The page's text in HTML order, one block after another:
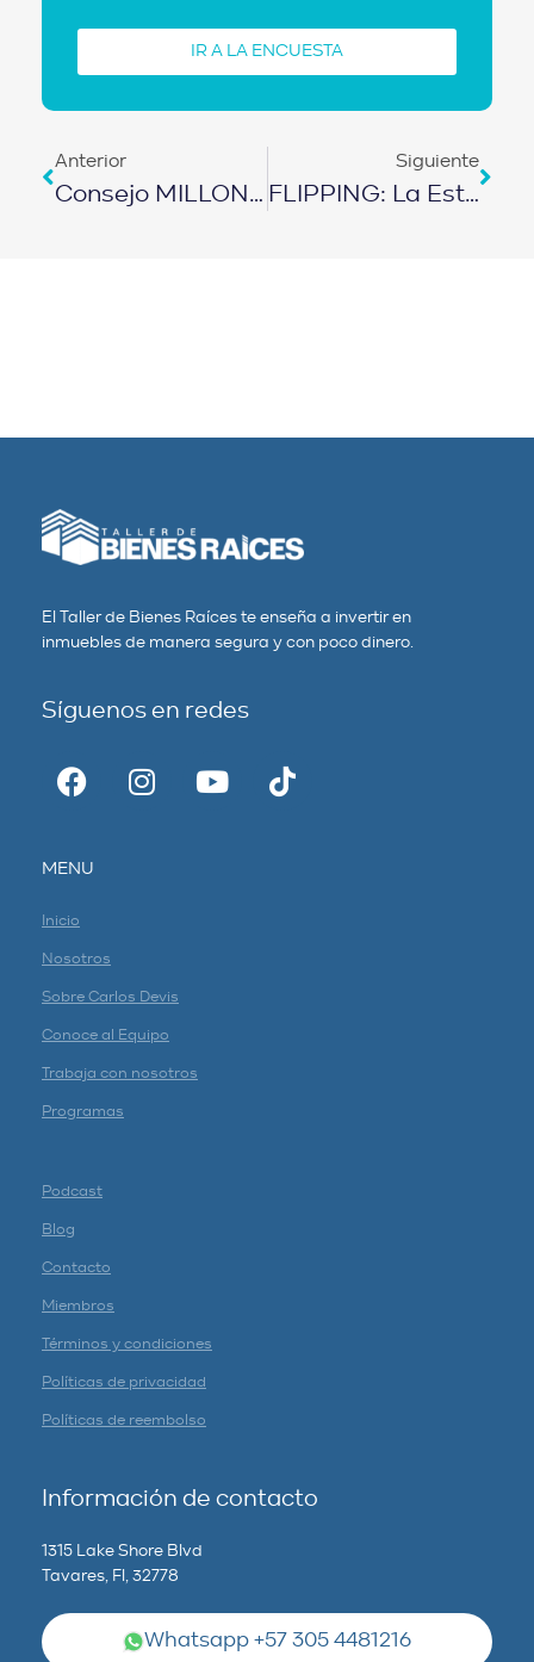
IR A LA ENCUESTA
Anterior
Consejo MILLONARIO De Inversión Para Jóvenes En 2025 | EPISODIO 498
Siguiente
FLIPPING: La Estrategia Que Convirtió A Este Inmigrante En MILLONARIO
El Taller de Bienes Raíces te enseña a invertir en
inmuebles de manera segura y con poco dinero.
Síguenos en redes
MENU
Inicio
Nosotros
Sobre Carlos Devis
Conoce al Equipo
Trabaja con nosotros
Programas
Podcast
Blog
Contacto
Miembros
Términos y condiciones
Políticas de privacidad
Políticas de reembolso
Información de contacto
1315 Lake Shore Blvd
Tavares, Fl, 32778
Whatsapp +57 305 4481216